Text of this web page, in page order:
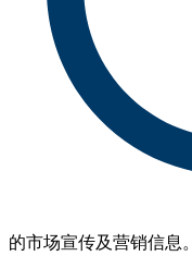
的市场宣传及营销信息。